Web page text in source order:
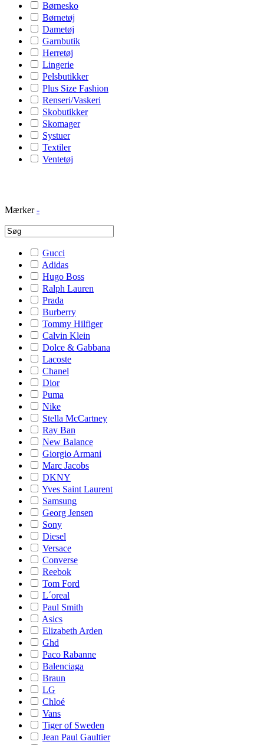
Børnesko
Børnetøj
Dametøj
Garnbutik
Herretøj
Lingerie
Pelsbutikker
Plus Size Fashion
Renseri/Vaskeri
Skobutikker
Skomager
Systuer
Textiler
Ventetøj
Mærker -
Gucci
Adidas
Hugo Boss
Ralph Lauren
Prada
Burberry
Tommy Hilfiger
Calvin Klein
Dolce & Gabbana
Lacoste
Chanel
Dior
Puma
Nike
Stella McCartney
Ray Ban
New Balance
Giorgio Armani
Marc Jacobs
DKNY
Yves Saint Laurent
Samsung
Georg Jensen
Sony
Diesel
Versace
Converse
Reebok
Tom Ford
L´oreal
Paul Smith
Asics
Elizabeth Arden
Ghd
Paco Rabanne
Balenciaga
Braun
LG
Chloé
Vans
Tiger of Sweden
Jean Paul Gaultier